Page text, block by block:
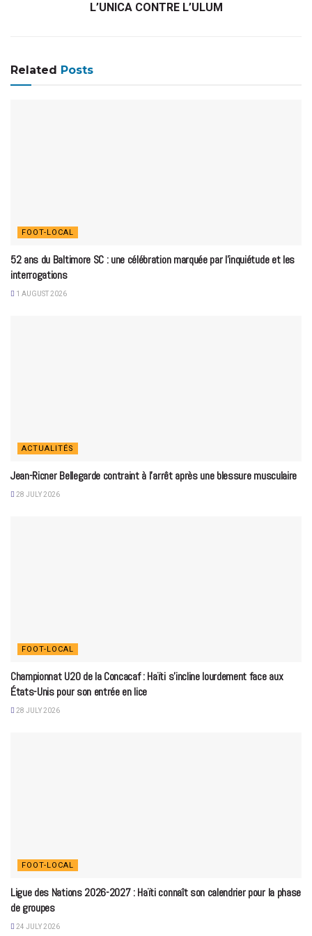
L’UNICA CONTRE L’ULUM
Related Posts
FOOT-LOCAL
52 ans du Baltimore SC : une célébration marquée par l’inquiétude et les
interrogations
1 AUGUST 2026
ACTUALITÉS
Jean-Ricner Bellegarde contraint à l’arrêt après une blessure musculaire
28 JULY 2026
FOOT-LOCAL
Championnat U20 de la Concacaf : Haïti s’incline lourdement face aux
États-Unis pour son entrée en lice
28 JULY 2026
FOOT-LOCAL
Ligue des Nations 2026-2027 : Haïti connaît son calendrier pour la phase
de groupes
24 JULY 2026